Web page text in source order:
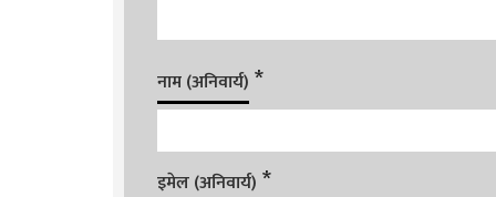
नाम (अनिवार्य) *
इमेल (अनिवार्य) *